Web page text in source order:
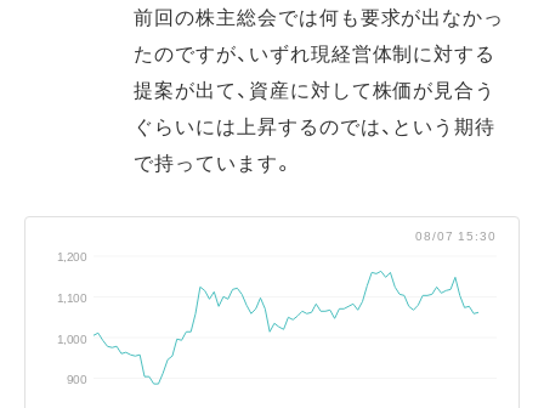
前回の株主総会では何も要求が出なかっ
たのですが、いずれ現経営体制に対する
提案が出て、資産に対して株価が見合う
ぐらいには上昇するのでは、という期待
で持っています。
08/07 15:30
900
1,000
1,100
1,200